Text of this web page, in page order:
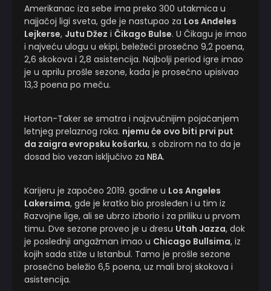
Amerikanac iza sebe ima preko 300 utakmica u
najjačoj ligi sveta, gde je nastupao za Los Anđeles
Lejkerse, Jutu Džez i Čikago Bulse. U Čikagu je imao
i najveću ulogu u ekipi, beležeći prosečno 9,2 poena,
2,6 skokova i 2,8 asistencija. Najbolji period igre imao
je u aprilu prošle sezone, kada je prosečno upisivao
13,3 poena po meču.
Horton-Taker se smatra i najzvučnijim pojačanjem
letnjeg prelaznog roka. njemu će ovo biti prvi put
da zaigra evropsku košarku, s obzirom na to da je
dosad bio vezan isključivo za NBA.
Karijeru je započeo 2019. godine u Los Angeles
Lakersima, gde je kratko bio prosleđen i u tim iz
Razvojne lige, ali se ubrzo izborio i za priliku u prvom
timu. Dve sezone proveo je u dresu Utah Jazza, dok
je poslednji angažman imao u Chicago Bullsima, iz
kojih sada stiže u Istanbul. Tamo je prošle sezone
prosečno beležio 6,5 poena, uz mali broj skokova i
asistencija.